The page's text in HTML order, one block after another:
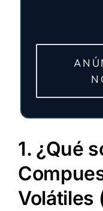
1. ¿Qué
Volátiles